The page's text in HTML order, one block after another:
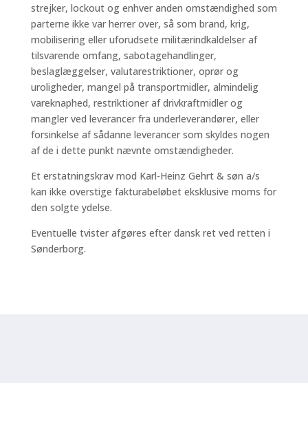
strejker, lockout og enhver anden omstændighed som
parterne ikke var herrer over, så som brand, krig,
mobilisering eller uforudsete militærindkaldelser af
tilsvarende omfang, sabotagehandlinger,
beslaglæggelser, valutarestriktioner, oprør og
uroligheder, mangel på transportmidler, almindelig
vareknaphed, restriktioner af drivkraftmidler og
mangler ved leverancer fra underleverandører, eller
forsinkelse af sådanne leverancer som skyldes nogen
af de i dette punkt nævnte omstændigheder.
Et erstatningskrav mod Karl-Heinz Gehrt & søn a/s
kan ikke overstige fakturabeløbet eksklusive moms for
den solgte ydelse.
Eventuelle tvister afgøres efter dansk ret ved retten i
Sønderborg.